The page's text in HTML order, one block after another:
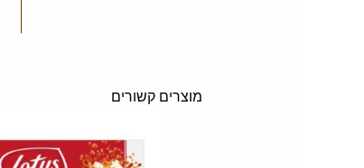
מוצרים קשורים